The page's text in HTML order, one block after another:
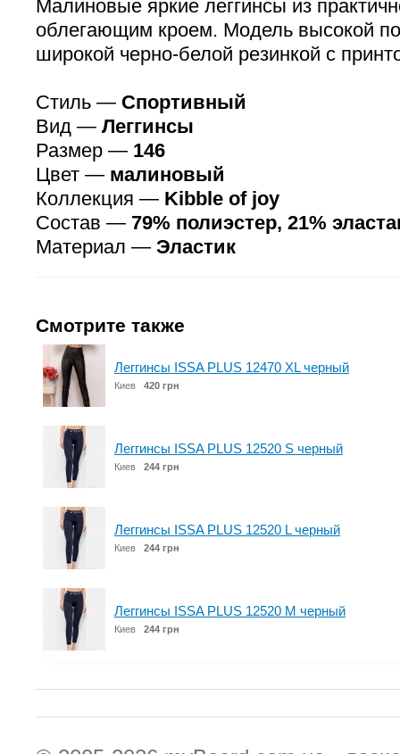
Малиновые яркие леггинсы из
облегающим кроем. Модель высокой
широкой черно-белой резинкой с
Стиль — Спортивный
Вид — Леггинсы
Размер — 146
Цвет — малиновый
Коллекция — Kibble of joy
Состав — 79% полиэстер, 21%
Материал — Эластик
Смотрите также
Леггинсы ISSA PLUS 12470 XL черный
Киев 420 грн
Леггинсы ISSA PLUS 12520 S черный
Киев 244 грн
Леггинсы ISSA PLUS 12520 L черный
Киев 244 грн
Леггинсы ISSA PLUS 12520 M черный
Киев 244 грн